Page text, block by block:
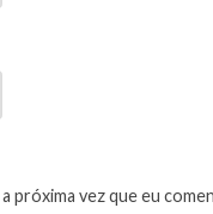
próxima vez que eu